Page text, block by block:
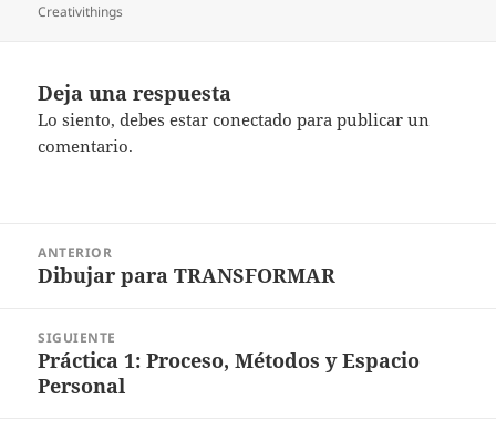
el
Creativithings
Deja una respuesta
Lo siento, debes estarconectado para publicar un
comentario.
entradas
ANTERIOR
Entrada
Dibujar para TRANSFORMAR
SIGUIENTE
Entrada
siguiente:
Práctica 1: Proceso, Métodos y Espacio
Personal